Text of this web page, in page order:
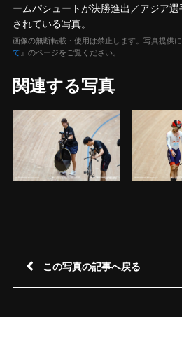
ームパシュートが決勝進出／アジア
されている写真。
画像の無断転載・使用は禁止します。写真提供
て 』のページをご覧ください。
関連する写真
この写真の記事へ戻る